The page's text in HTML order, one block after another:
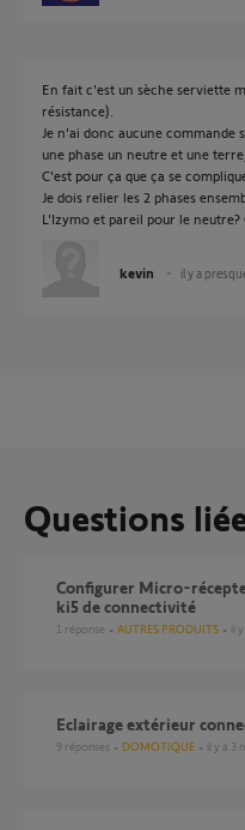
En fait c'est un sèche serviette
résistance).
Je n'ai donc aucune
une phase un neutre et une
C'est pour ça que ça se
Je dois relier les 2 phases
L'Izymo et pareil pour le neutre?
kevin il y a
Questions
Configurer Micro-récepteur d'éclairage on/Off IZYMO sur
ki5 de connectivité
1 réponse AUTRES PRODUITS il
eclairage extérieur
9 réponses DOMOTIQUE il y a 3